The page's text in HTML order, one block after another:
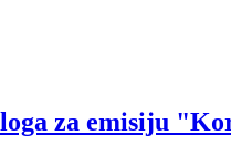
za emisiju